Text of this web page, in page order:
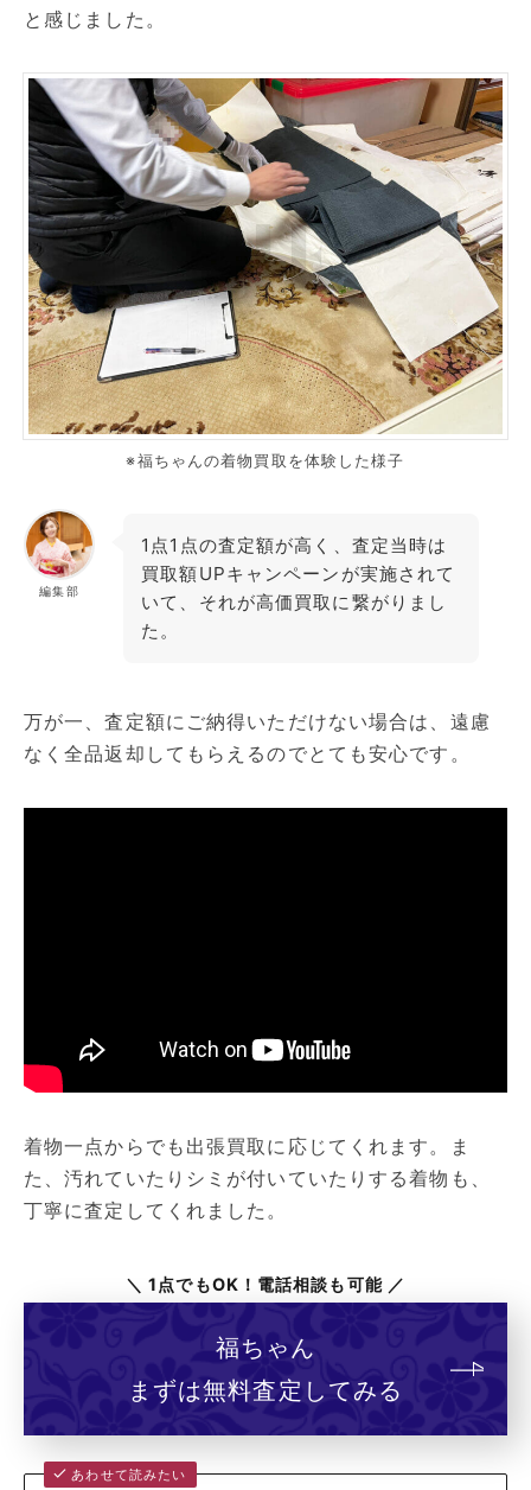
と感じました。
※福ちゃんの着物買取を体験した様子
編集部
1点1点の査定額が高く、査定当時は
買取額UPキャンペーンが実施されて
いて、それが高価買取に繋がりまし
た。
万が一、査定額にご納得いただけない場合は、遠慮
なく全品返却してもらえるのでとても安心です。
着物一点からでも出張買取に応じてくれます。ま
た、汚れていたりシミが付いていたりする着物も、
丁寧に査定してくれました。
＼ 1点でもOK！電話相談も可能 ／
福ちゃん
まずは無料査定してみる
あわせて読みたい